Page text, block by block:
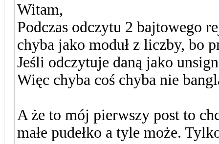
Witam,
Podczas odczytu 2 bajtowego
chyba jako moduł z liczby, bo
Jeśli odczytuje daną jako
Więc chyba coś chyba nie
A że to mój pierwszy post to
małe pudełko a tyle może.